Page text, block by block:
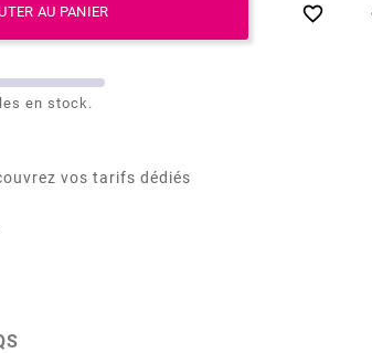
AU PANIER 
en stock.
vos tarifs dédiés